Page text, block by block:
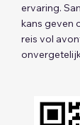
ervaring.
kans geven
reis vol